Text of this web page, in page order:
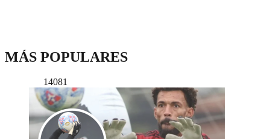
MÁS POPULARES
14081